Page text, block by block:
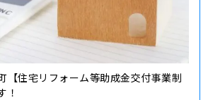
【住宅リフォーム等助成金交付事業制
！